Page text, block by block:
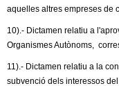
aquelles altres empreses de
10).- Dictamen relatiu a
Organismes Autònoms,
11).- Dictamen relatiu a la
subvenció dels interessos